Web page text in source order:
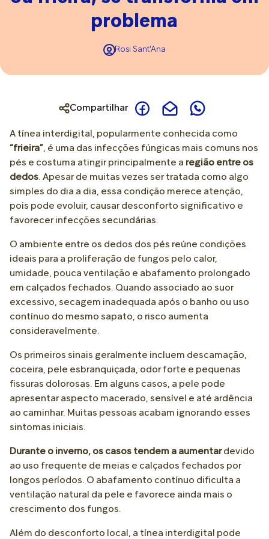
problema
Rosi Sant'Ana
Compartilhar
A tínea interdigital, popularmente conhecida como
“frieira”, é uma das infecções fúngicas mais comuns nos
pés e costuma atingir principalmente a região entre os
dedos. Apesar de muitas vezes ser tratada como algo
simples do dia a dia, essa condição merece atenção,
pois pode evoluir, causar desconforto significativo e
favorecer infecções secundárias.
O ambiente entre os dedos dos pés reúne condições
ideais para a proliferação de fungos pelo calor,
umidade, pouca ventilação e abafamento prolongado
em calçados fechados. Quando associado ao suor
excessivo, secagem inadequada após o banho ou uso
contínuo do mesmo sapato, o risco aumenta
consideravelmente.
Os primeiros sinais geralmente incluem descamação,
coceira, pele esbranquiçada, odor forte e pequenas
fissuras dolorosas. Em alguns casos, a pele pode
apresentar aspecto macerado, sensível e até ardência
ao caminhar. Muitas pessoas acabam ignorando esses
sintomas iniciais.
Durante o inverno, os casos tendem a aumentardevido
ao uso frequente de meias e calçados fechados por
longos períodos. O abafamento contínuo dificulta a
ventilação natural da pele e favorece ainda mais o
crescimento dos fungos.
Além do desconforto local, a tínea interdigital pode